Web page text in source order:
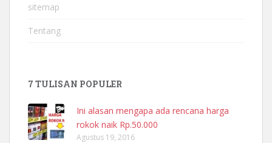
sitemap
Tentang
7 TULISAN POPULER
Ini alasan mengapa ada rencana harga
rokok naik Rp.50.000
Agustus 19, 2016